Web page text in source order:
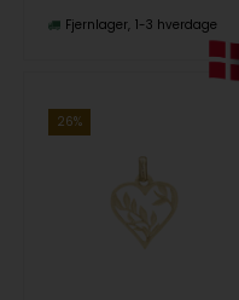
Fjernlager 1-3 hverdage
26%